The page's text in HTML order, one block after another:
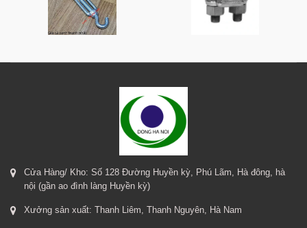
Cửa Hàng/ Kho: Số 128 Đường Huyền kỳ, Phú Lãm, Hà đông, hà
nội (gần ao đình làng Huyền kỳ)
Xưởng sản xuất: Thanh Liêm, Thanh Nguyên, Hà Nam